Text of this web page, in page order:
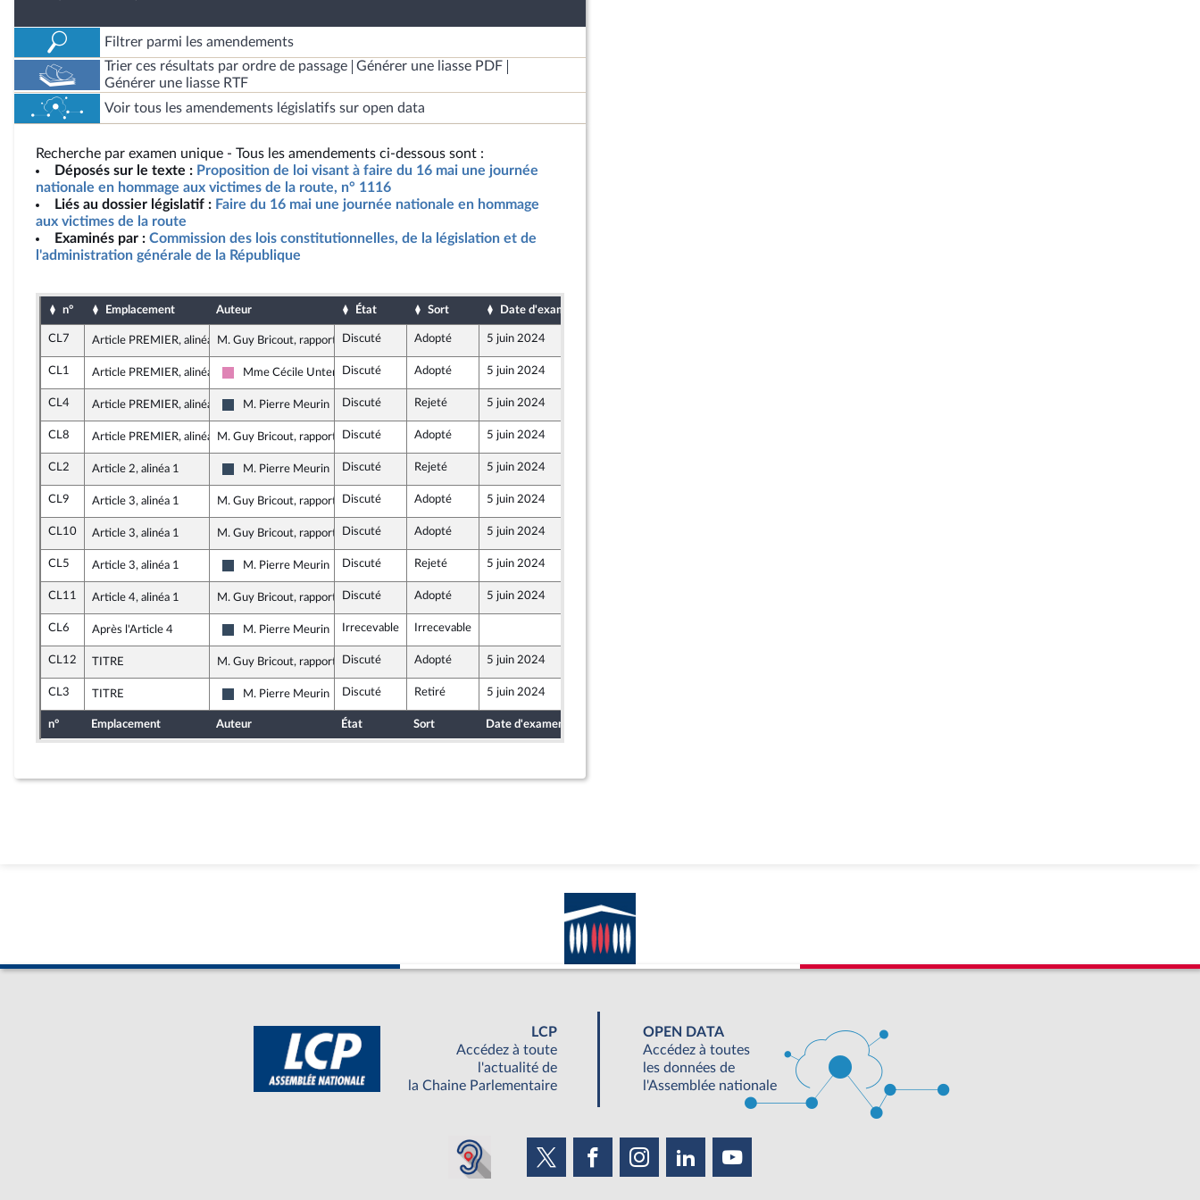
Filtrer parmi les amendements
Trier ces résultats par ordre de passage
Générer une liasse PDF
Générer une liasse RTF
Voir tous les amendements législatifs sur open data
Recherche par examen unique - Tous les amendements ci-dessous sont :
Déposés sur le texte : Proposition de loi visant à faire du 16 mai une journée
nationale en hommage aux victimes de la route, n° 1116
Liés au dossier législatif : Faire du 16 mai une journée nationale en hommage
aux victimes de la route
Examinés par : Commission des lois constitutionnelles, de la législation et de
l'administration générale de la République
n° Emplacement Auteur État Sort Date d'examen
CL7 Article PREMIER, alinéa 1M. Guy Bricout, rapporteurDiscuté Adopté 5 juin 2024
CL1 Article PREMIER, alinéa 1
Socialistes et apparentés
Mme Cécile Untermaier
Discuté Adopté 5 juin 2024
CL4 Article PREMIER, alinéa 1
Rassemblement National
M. Pierre Meurin Discuté Rejeté 5 juin 2024
CL8 Article PREMIER, alinéa 1M. Guy Bricout, rapporteurDiscuté Adopté 5 juin 2024
CL2 Article 2, alinéa 1
Rassemblement National
M. Pierre Meurin Discuté Rejeté 5 juin 2024
CL9 Article 3, alinéa 1 M. Guy Bricout, rapporteurDiscuté Adopté 5 juin 2024
CL10 Article 3, alinéa 1 M. Guy Bricout, rapporteurDiscuté Adopté 5 juin 2024
CL5 Article 3, alinéa 1
Rassemblement National
M. Pierre Meurin Discuté Rejeté 5 juin 2024
CL11 Article 4, alinéa 1 M. Guy Bricout, rapporteurDiscuté Adopté 5 juin 2024
CL6 Après l'Article 4
Rassemblement National
M. Pierre Meurin Irrecevable Irrecevable
CL12 TITRE M. Guy Bricout, rapporteurDiscuté Adopté 5 juin 2024
CL3 TITRE
Rassemblement National
M. Pierre Meurin Discuté Retiré 5 juin 2024
n° Emplacement Auteur État Sort Date d'examen
LCP
Accédez à toute
l'actualité de
la Chaine Parlementaire
OPEN DATA
Accédez à toutes
les données de
l'Assemblée nationale